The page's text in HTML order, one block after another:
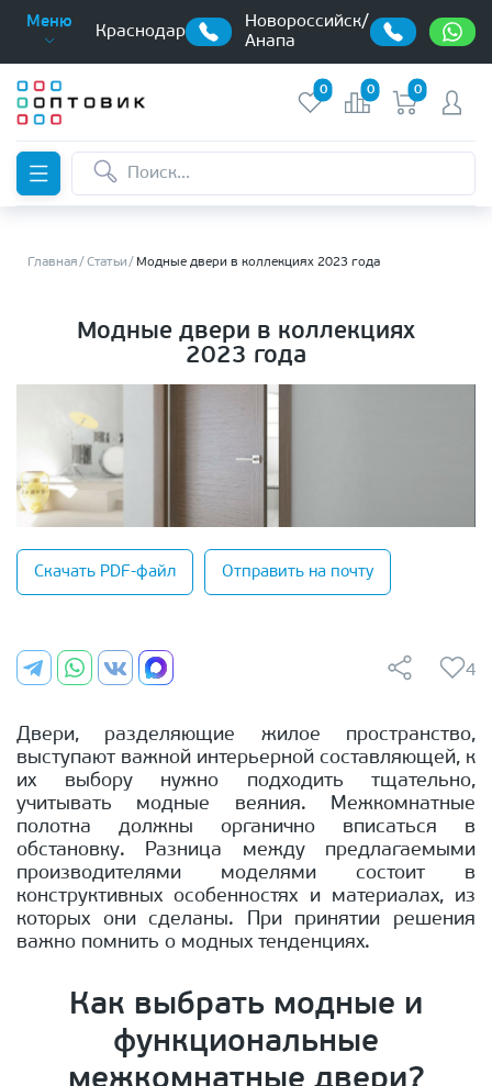
Меню
Краснодар
Новороссийск/
Анапа
0 0 0
Главная Статьи Модные двери в коллекциях 2023 года
Модные двери в коллекциях
2023 года
Скачать PDF-файл Отправить на почту
4
Двери, разделяющие жилое пространство,
выступают важной интерьерной составляющей, к
их выбору нужно подходить тщательно,
учитывать модные веяния. Межкомнатные
полотна должны органично вписаться в
обстановку. Разница между предлагаемыми
производителями моделями состоит в
конструктивных особенностях и материалах, из
которых они сделаны. При принятии решения
важно помнить о модных тенденциях.
Как выбрать модные и
функциональные